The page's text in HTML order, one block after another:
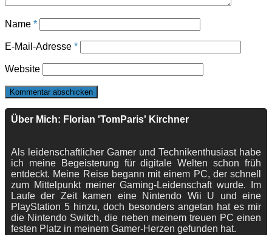
Name *
E-Mail-Adresse *
Website
Über Mich: Florian 'TomParis' Kirchner
Als leidenschaftlicher Gamer und Technikenthusiast habe
ich meine Begeisterung für digitale Welten schon früh
entdeckt. Meine Reise begann mit einem PC, der schnell
zum Mittelpunkt meiner Gaming-Leidenschaft wurde. Im
Laufe der Zeit kamen eine Nintendo Wii U und eine
PlayStation 5 hinzu, doch besonders angetan hat es mir
die Nintendo Switch, die neben meinem treuen PC einen
festen Platz in meinem Gamer-Herzen gefunden hat.